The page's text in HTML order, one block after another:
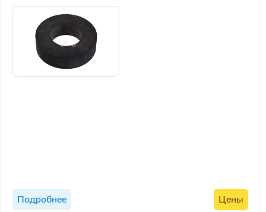
Подробнее Цены